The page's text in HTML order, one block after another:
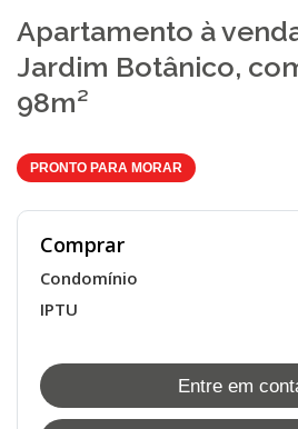
Apartamento à
Jardim Botânico,
98m²
PRONTO PARA MORAR
Comprar
Condomínio
IPTU
Entre em